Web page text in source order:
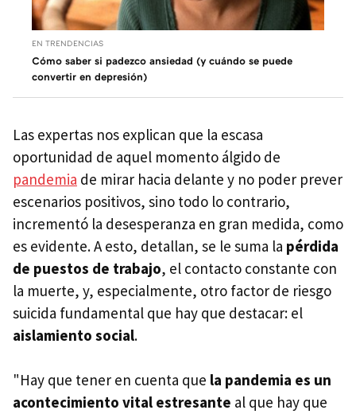
EN TRENDENCIAS
Cómo saber si padezco ansiedad (y cuándo se puede
convertir en depresión)
Las expertas nos explican que la escasa
oportunidad de aquel momento álgido de
pandemia de mirar hacia delante y no poder prever
escenarios positivos, sino todo lo contrario,
incrementó la desesperanza en gran medida, como
es evidente. A esto, detallan, se le suma la pérdida
de puestos de trabajo, el contacto constante con
la muerte, y, especialmente, otro factor de riesgo
suicida fundamental que hay que destacar: el
aislamiento social.
"Hay que tener en cuenta que la pandemia es un
acontecimiento vital estresante al que hay que